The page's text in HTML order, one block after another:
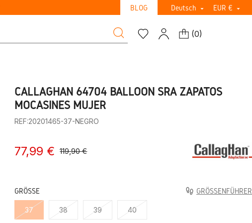
BLOG Deutsch  EUR € 
(0)
CALLAGHAN 64704 BALLOON SRA ZAPATOS
MOCASINES MUJER
REF:20201465-37-NEGRO
77,99 € 119,90 €
GRÖSSE GRÖSSENFÜHRER
37 38 39 40